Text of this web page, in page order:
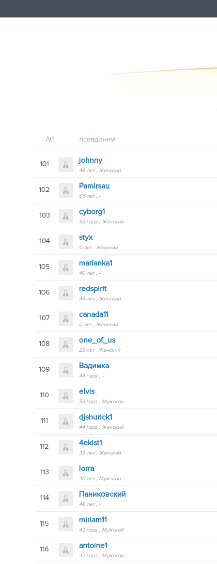
№ псевдоним
101 jоhnny
46 лет Женский
102 Pamirsau
65 лет -
103 cyborg1
52 года Женский
104 styx
0 лет Женский
105 marianka1
40 лет -
106 redspirit
46 лет Женский
107 canada11
0 лет Женский
108 one_of_us
25 лет Женский
109 Вадимка
44 года -
110 elvis
53 года Мужской
111 djshurick1
44 года Женский
112 4ekist1
39 лет Женский
113 lorra
40 лет Мужской
114 Паниковский
46 лет -
115 miriam11
42 года Мужской
116 antoine1
42 года Мужской